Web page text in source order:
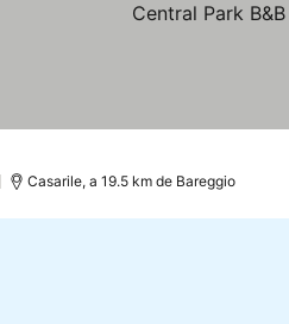
Casarile, a 19.5 km de Bareggio